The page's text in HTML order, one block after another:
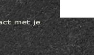
met je